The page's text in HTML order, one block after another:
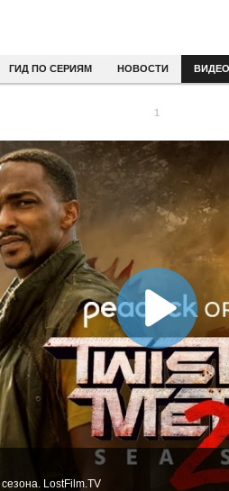
ГИД ПО СЕРИЯМ НОВОСТИ ВИДЕО
1
LostFilm.TV